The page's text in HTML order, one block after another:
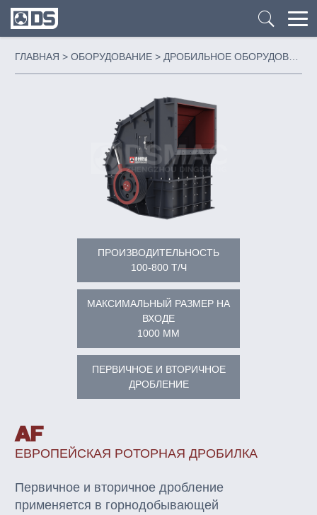
ГЛАВНАЯ > ОБОРУДОВАНИЕ> ДРОБИЛЬНОЕ ОБОРУДОВАНИ
ПРОИЗВОДИТЕЛЬНОСТЬ
100-800 Т/Ч
МАКСИМАЛЬНЫЙ РАЗМЕР НА
ВХОДЕ
1000 ММ
ПЕРВИЧНОЕ И ВТОРИЧНОЕ
ДРОБЛЕНИЕ
AF
ЕВРОПЕЙСКАЯ РОТОРНАЯ ДРОБИЛКА
Первичное и вторичное дробление
применяется в горнодобывающей